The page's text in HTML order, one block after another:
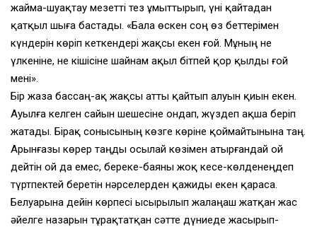
жайма-шуақтау мезеттi тез ұмыттырып, үнi қайтадан
қатқыл шыға бастады. «Бала өскен соң өз беттерiмен
күндерiн көрiп кеткендерi жақсы екен ғой. Мұның не
үлкенiне, не кiшiсiне шайнам ақыл бiтпей қор қылды ғой
менi».
Бiр жаза бассаң-ақ жақсы атты қайтып алуын қиын екен.
Ауылға келген сайын шешесiне ондап, жүздеп ақша берiп
жатады. Бiрақ сонысының көзге көрiне қоймайтынына таң.
Арынғазы көрер таңды осылай көзiмен атырғандай ой
дейтiн ой да емес, береке-баяны жоқ кесе-көлденеңдеп
түртпектей беретiн нәрселерден қажиды екен қараса.
Белуарына дейiн көрпесi ысырылып жалаңаш жатқан жас
әйелге назарын тұрақтатқан сәтте дүниеде жасырып-